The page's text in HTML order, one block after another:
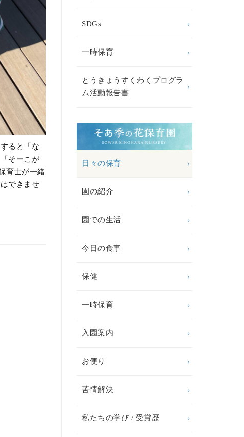
SDGs
一時保育
とうきょうすくわくプログラ
ム活動報告書
日々の保育
園の紹介
園での生活
今日の食事
保健
一時保育
入園案内
お便り
苦情解決
私たちの学び / 受賞歴
ると「な
そーこが
育士が一緒
できませ